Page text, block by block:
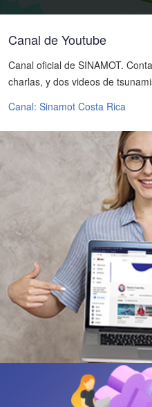
Canal de Youtube
Canal oficial de SINAMOT.
charlas, y dos videos de
Canal: Sinamot Costa Rica